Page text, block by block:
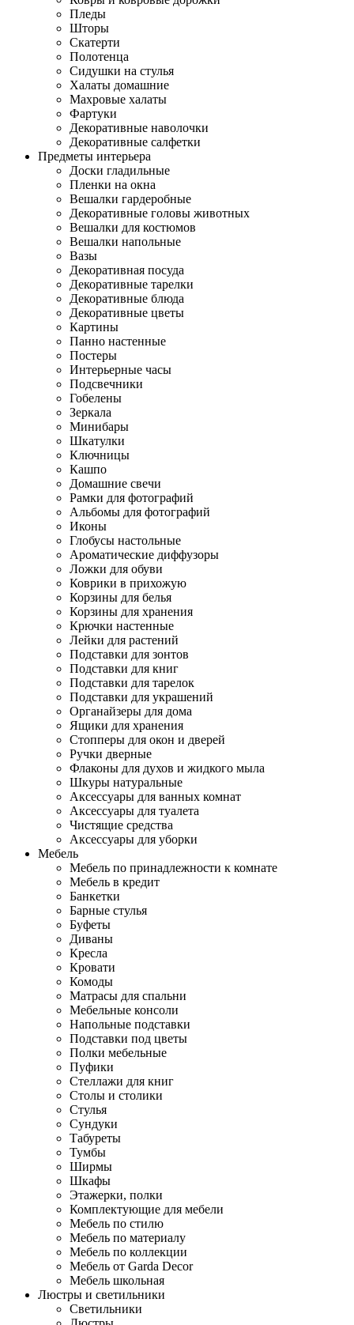
Пледы
Шторы
Скатерти
Полотенца
Сидушки на стулья
Халаты домашние
Махровые халаты
Фартуки
Декоративные наволочки
Декоративные салфетки
Предметы интерьера
Доски гладильные
Пленки на окна
Вешалки гардеробные
Декоративные головы животных
Вешалки для костюмов
Вешалки напольные
Вазы
Декоративная посуда
Декоративные тарелки
Декоративные блюда
Декоративные цветы
Картины
Панно настенные
Постеры
Интерьерные часы
Подсвечники
Гобелены
Зеркала
Минибары
Шкатулки
Ключницы
Кашпо
Домашние свечи
Рамки для фотографий
Альбомы для фотографий
Иконы
Глобусы настольные
Ароматические диффузоры
Ложки для обуви
Коврики в прихожую
Корзины для белья
Корзины для хранения
Крючки настенные
Лейки для растений
Подставки для зонтов
Подставки для книг
Подставки для тарелок
Подставки для украшений
Органайзеры для дома
Ящики для хранения
Стопперы для окон и дверей
Ручки дверные
Флаконы для духов и жидкого мыла
Шкуры натуральные
Аксессуары для ванных комнат
Аксессуары для туалета
Чистящие средства
Аксессуары для уборки
Мебель
Мебель по принадлежности к комнате
Мебель в кредит
Банкетки
Барные стулья
Буфеты
Диваны
Кресла
Кровати
Комоды
Матрасы для спальни
Мебельные консоли
Напольные подставки
Подставки под цветы
Полки мебельные
Пуфики
Стеллажи для книг
Столы и столики
Стулья
Сундуки
Табуреты
Тумбы
Ширмы
Шкафы
Этажерки, полки
Комплектующие для мебели
Мебель по стилю
Мебель по материалу
Мебель по коллекции
Мебель от Garda Decor
Мебель школьная
Люстры и светильники
Светильники